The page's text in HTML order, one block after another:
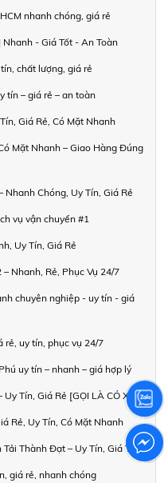
nhanh chóng, giá rẻ
Nhanh - Giá Tốt - An Toàn
chất lượng, giá rẻ
tín – giá rẻ – an toàn
Giá Rẻ, Có Mặt Nhanh
Mặt Nhanh – Giao Hàng Đúng
Nhanh Chóng, Uy Tín, Giá Rẻ
vụ vận chuyển #1
Uy Tín, Giá Rẻ
Nhanh, Rẻ, Phục Vụ 24/7
chuyên nghiệp - uy tín - giá
rẻ, uy tín, phục vụ 24/7
uy tín – nhanh – giá hợp lý
Tín, Giá Rẻ [GỌI LÀ CÓ XE]
Rẻ, Uy Tín, Có Mặt Nhanh
Tải Thành Đạt – Uy Tín, Giá Tốt
giá rẻ, nhanh chóng